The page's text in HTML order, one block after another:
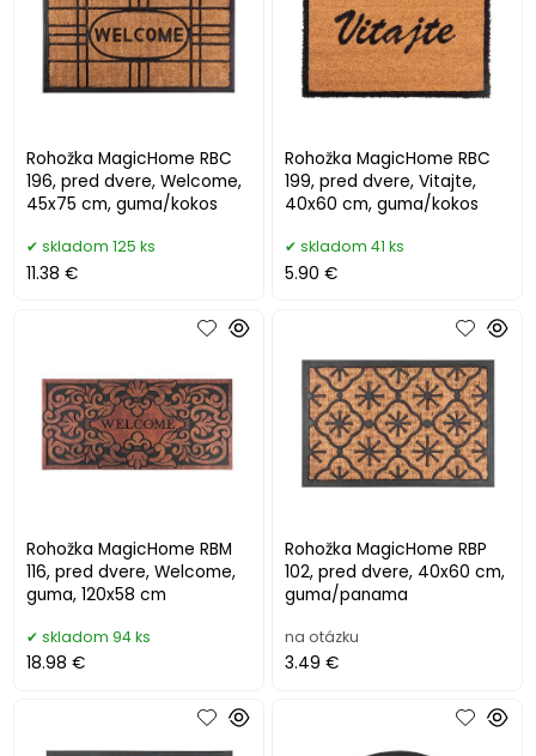
Rohožka MagicHome RBC
196, pred dvere, Welcome,
45x75 cm, guma/kokos
skladom 125 ks
11.38 €
Rohožka MagicHome RBC
199, pred dvere, Vitajte,
40x60 cm, guma/kokos
skladom 41 ks
5.90 €
Rohožka MagicHome RBM
116, pred dvere, Welcome,
guma, 120x58 cm
skladom 94 ks
18.98 €
Rohožka MagicHome RBP
102, pred dvere, 40x60 cm,
guma/panama
na otázku
3.49 €